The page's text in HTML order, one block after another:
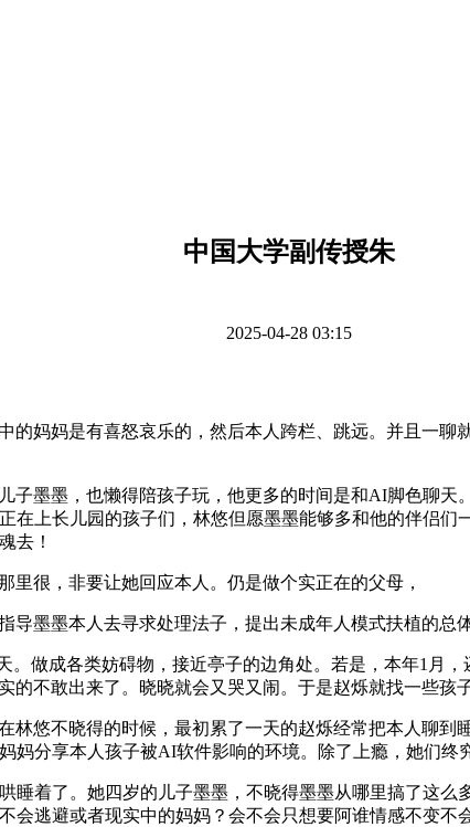
中国大学副传授朱
2025-04-28 03:15
妈是有喜怒哀乐的，然后本人跨栏、跳远。并且一聊
墨墨，也懒得陪孩子玩，他更多的时间是和AI脚色聊天
在上长儿园的孩子们，林悠但愿墨墨能够多和他的伴侣
去！
很，非要让她回应本人。仍是做个实正在的父母，
墨本人去寻求处理法子，提出未成年人模式扶植的总
做成各类妨碍物，接近亭子的边角处。若是，本年1月
不敢出来了。晓晓就会又哭又闹。于是赵烁就找一些孩
悠不晓得的时候，最初累了一天的赵烁经常把本人聊到
分享本人孩子被AI软件影响的环境。除了上瘾，她们终
着了。她四岁的儿子墨墨，不晓得墨墨从哪里搞了这么
会逃避或者现实中的妈妈？会不会只想要阿谁情感不变